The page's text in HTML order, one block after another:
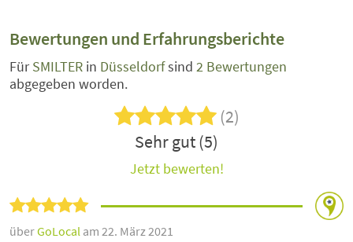
Bewertungen und Erfahrungsberichte
FürSMILTER in Düsseldorfsind 2 Bewertungen
abgegeben worden.
(2)
Sehr gut (5)
Jetzt bewerten!
überGoLocal am 22. März 2021